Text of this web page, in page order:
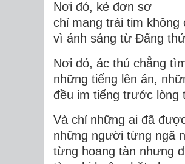
Nơi đó, kẻ đơn sơ
chỉ mang trái tim không
vì ánh sáng từ Đấng
Nơi đó, ác thú chẳng
những tiếng lên án,
đều im tiếng trước lòng
Và chỉ những ai đã
những người từng ngã
từng hoang tàn nhưng